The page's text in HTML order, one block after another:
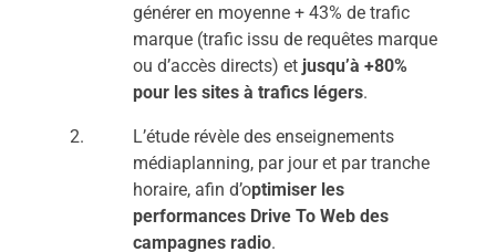
générer en moyenne + 43% de trafic
marque (trafic issu de requêtes marque
ou d’accès directs) et jusqu’à +80%
pour les sites à trafics légers.
L’étude révèle des enseignements
médiaplanning, par jour et par tranche
horaire, afin d’optimiser les
performances Drive To Web des
campagnes radio.